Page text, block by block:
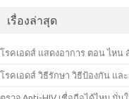
เรื่องล่าสุด
โรคเอดส์ แสดงอาการ ตอน ไห
โรคเอดส์ วิธีรักษา วิธีป้องกัน แล